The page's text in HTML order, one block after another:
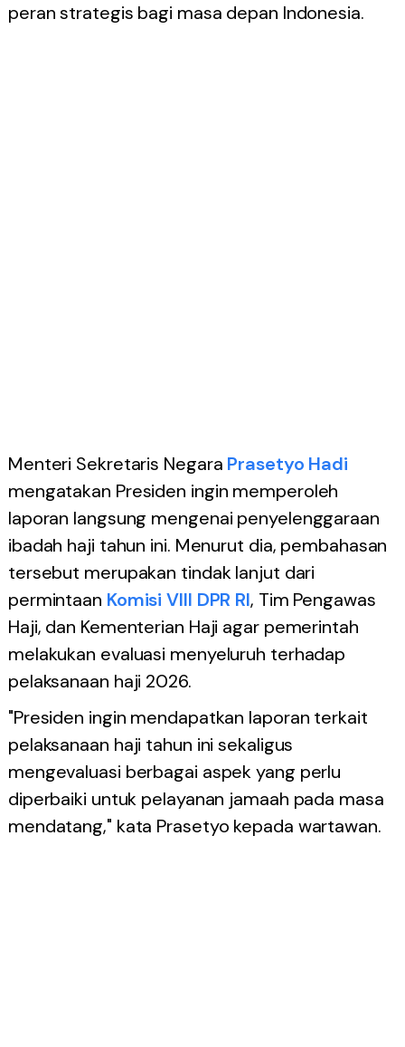
peran strategis bagi masa depan Indonesia.
Menteri Sekretaris Negara Prasetyo Hadi
mengatakan Presiden ingin memperoleh
laporan langsung mengenai penyelenggaraan
ibadah haji tahun ini. Menurut dia, pembahasan
tersebut merupakan tindak lanjut dari
permintaan Komisi VIII DPR RI, Tim Pengawas
Haji, dan Kementerian Haji agar pemerintah
melakukan evaluasi menyeluruh terhadap
pelaksanaan haji 2026.
"Presiden ingin mendapatkan laporan terkait
pelaksanaan haji tahun ini sekaligus
mengevaluasi berbagai aspek yang perlu
diperbaiki untuk pelayanan jamaah pada masa
mendatang," kata Prasetyo kepada wartawan.